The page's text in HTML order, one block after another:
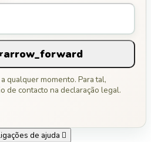
arrow_forward
qualquer momento. Para tal,
de contacto na declaração legal.
de ajuda 